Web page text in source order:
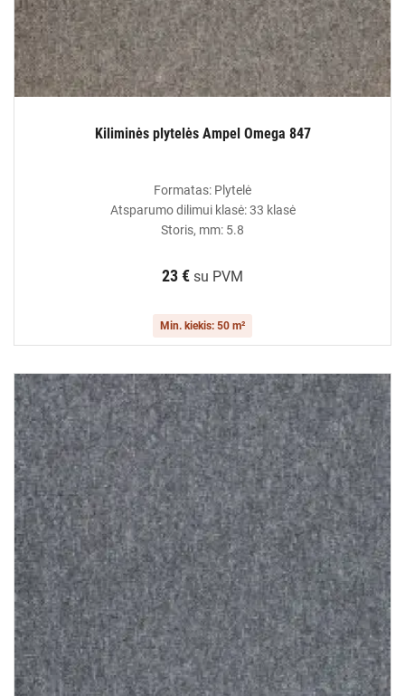
Kiliminės plytelės Ampel Omega 847
Formatas: Plytelė
Atsparumo dilimui klasė: 33 klasė
Storis, mm: 5.8
23 € su PVM
Min. kiekis: 50 m²